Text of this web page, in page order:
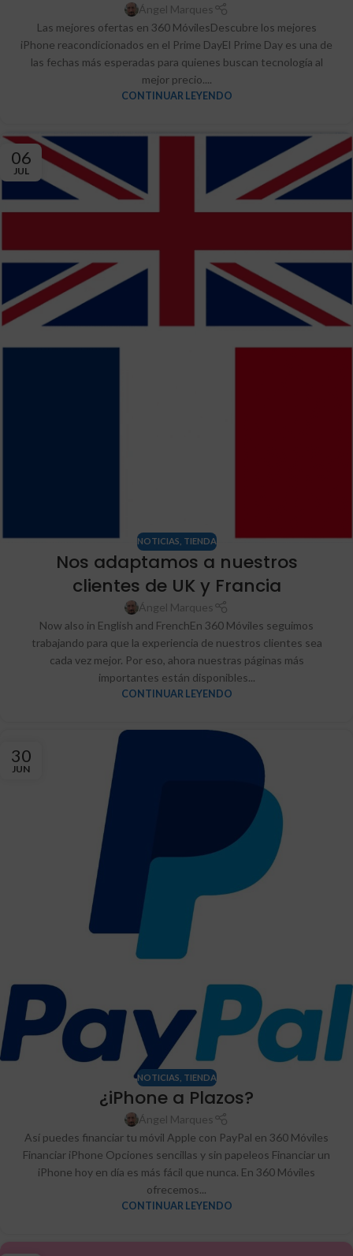
Ángel Marques
Las mejores ofertas en 360 MóvilesDescubre los mejores
iPhone reacondicionados en el Prime DayEl Prime Day es una de
las fechas más esperadas para quienes buscan tecnología al
mejor precio....
CONTINUAR LEYENDO
06
JUL
NOTICIAS TIENDA
Nos adaptamos a nuestros
clientes de UK y Francia
Ángel Marques
Now also in English and FrenchEn 360 Móviles seguimos
trabajando para que la experiencia de nuestros clientes sea
cada vez mejor. Por eso, ahora nuestras páginas más
importantes están disponibles...
CONTINUAR LEYENDO
30
JUN
NOTICIAS TIENDA
¿iPhone a Plazos?
Ángel Marques
Así puedes financiar tu móvil Apple con PayPal en 360 Móviles
Financiar iPhone Opciones sencillas y sin papeleos Financiar un
iPhone hoy en día es más fácil que nunca. En 360 Móviles
ofrecemos...
CONTINUAR LEYENDO